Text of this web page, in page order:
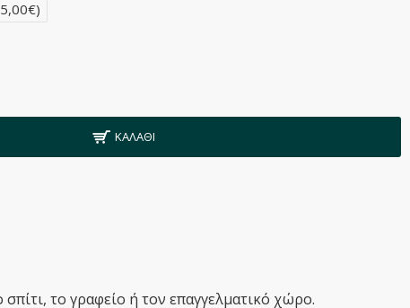
ΚΑΛΆΘΙ
το γραφείο ή τον επαγγελματικό χώρο.